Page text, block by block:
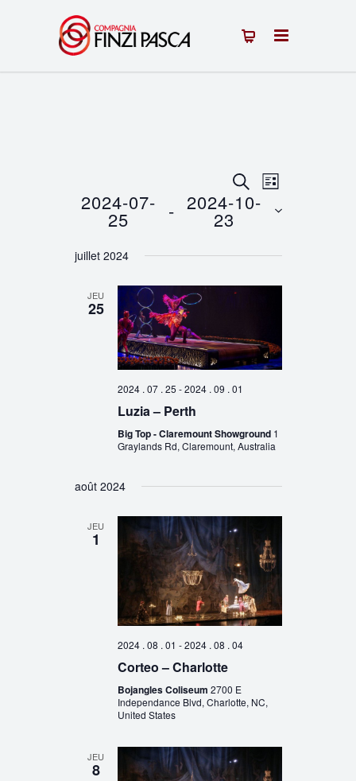
Recherche
et
navigation
de
Évènements
RECHERCHE
Navigation
de
LISTE
2024-07-
25 - 2024-10-
23
une
juillet 2024
JEU
25
2024 . 07 . 25 -2024 . 09 . 01
Luzia – Perth
Big Top - Claremount Showground 1
Graylands Rd, Claremount, Australia
août 2024
JEU
1
2024 . 08 . 01 -2024 . 08 . 04
Corteo – Charlotte
Bojangles Coliseum 2700 E
Independance Blvd, Charlotte, NC,
United States
JEU
8